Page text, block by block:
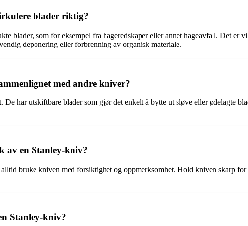
blader riktig?
blader, som for eksempel fra hageredskaper eller annet hageavfall. Det er
deponering eller forbrenning av organisk materiale.
med andre kniver?
har utskiftbare blader som gjør det enkelt å bytte ut sløve eller ødelagte
av en Stanley-kniv?
bruke kniven med forsiktighet og oppmerksomhet. Hold kniven skarp
Stanley-kniv?